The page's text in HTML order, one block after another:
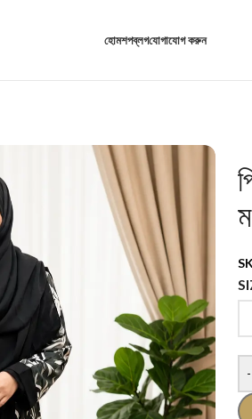
হোমশপব্লগযোগাযোগ করুন
-